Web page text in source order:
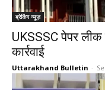
ब्रेकिंग न्यूज़
UKSSSC पेपर
कार्रवाई
Uttarakhand Bulletin -